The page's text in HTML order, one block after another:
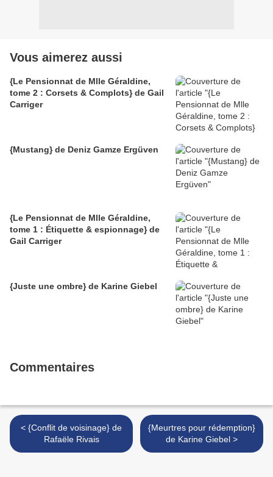
Vous aimerez aussi
{Le Pensionnat de Mlle Géraldine,
tome 2 : Corsets & Complots} de Gail
Carriger
{Mustang} de Deniz Gamze Ergüven
{Le Pensionnat de Mlle Géraldine,
tome 1 : Étiquette & espionnage} de
Gail Carriger
{Juste une ombre} de Karine Giebel
Commentaires
< {Conflit de voisinage} de
Rafaële Rivais
{Meurtres pour rédemption}
de Karine Giebel >